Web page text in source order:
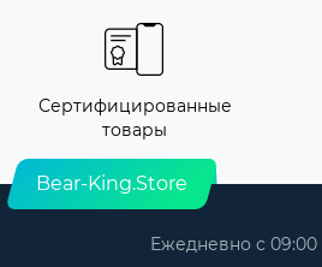
Сертифицированные
товары
Bear-King.Store
Ежедневно с 09:00